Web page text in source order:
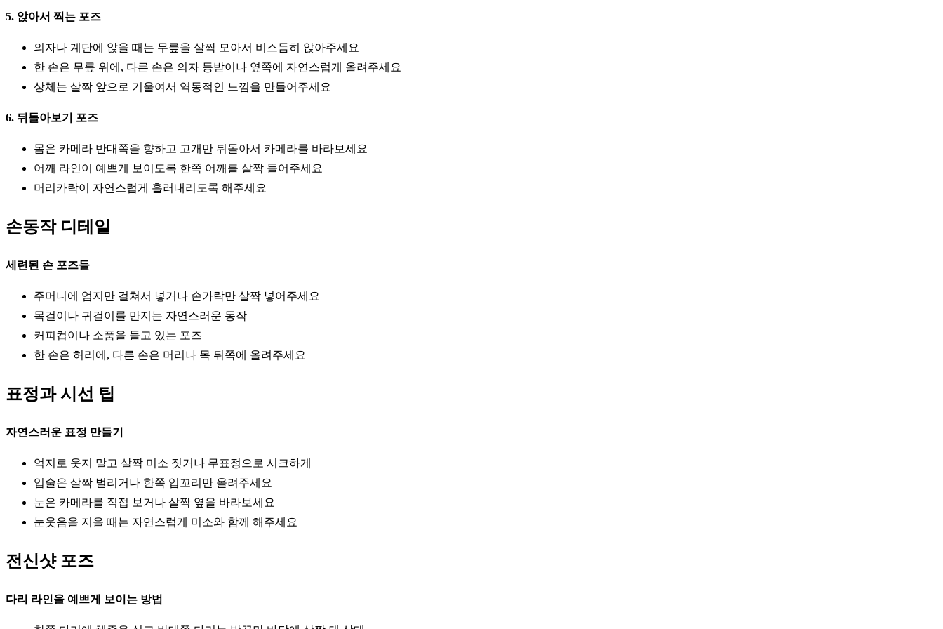
5. 앉아서 찍는 포즈
의자나 계단에 앉을 때는 무릎을 살짝 모아서 비스듬히 앉아주세요
한 손은 무릎 위에, 다른 손은 의자 등받이나 옆쪽에 자연스럽게 올려주세요
상체는 살짝 앞으로 기울여서 역동적인 느낌을 만들어주세요
6. 뒤돌아보기 포즈
몸은 카메라 반대쪽을 향하고 고개만 뒤돌아서 카메라를 바라보세요
어깨 라인이 예쁘게 보이도록 한쪽 어깨를 살짝 들어주세요
머리카락이 자연스럽게 흘러내리도록 해주세요
손동작 디테일
세련된 손 포즈들
주머니에 엄지만 걸쳐서 넣거나 손가락만 살짝 넣어주세요
목걸이나 귀걸이를 만지는 자연스러운 동작
커피컵이나 소품을 들고 있는 포즈
한 손은 허리에, 다른 손은 머리나 목 뒤쪽에 올려주세요
표정과 시선 팁
자연스러운 표정 만들기
억지로 웃지 말고 살짝 미소 짓거나 무표정으로 시크하게
입술은 살짝 벌리거나 한쪽 입꼬리만 올려주세요
눈은 카메라를 직접 보거나 살짝 옆을 바라보세요
눈웃음을 지을 때는 자연스럽게 미소와 함께 해주세요
전신샷 포즈
다리 라인을 예쁘게 보이는 방법